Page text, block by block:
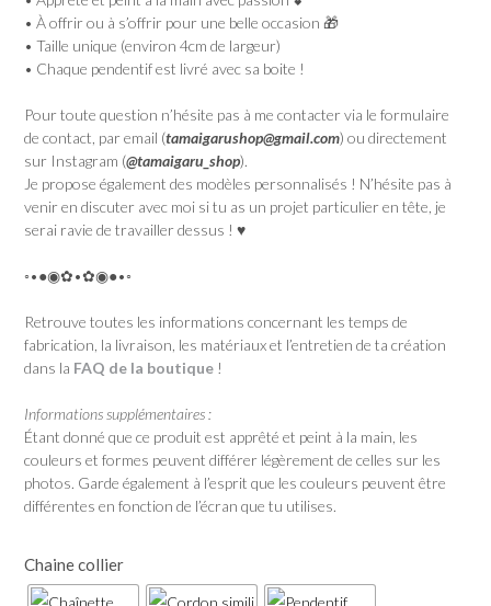
• À offrir ou à s’offrir pour une belle occasion 🎁
• Taille unique (environ 4cm de largeur)
• Chaque pendentif est livré avec sa boite !
Pour toute question n’hésite pas à me contacter via le formulaire
de contact, par email (tamaigarushop@gmail.com) ou directement
sur Instagram (@tamaigaru_shop).
Je propose également des modèles personnalisés ! N’hésite pas à
venir en discuter avec moi si tu as un projet particulier en tête, je
serai ravie de travailler dessus ! ♥
◦•●◉✿•✿◉●•◦
Retrouve toutes les informations concernant les temps de
fabrication, la livraison, les matériaux et l’entretien de ta création
dans la FAQ de la boutique !
Informations supplémentaires :
Étant donné que ce produit est apprêté et peint à la main, les
couleurs et formes peuvent différer légèrement de celles sur les
photos. Garde également à l’esprit que les couleurs peuvent être
différentes en fonction de l’écran que tu utilises.
Chaine collier